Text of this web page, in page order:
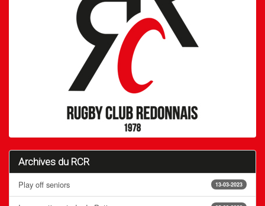
Archives du RCR
13-03-2023
Play off seniors